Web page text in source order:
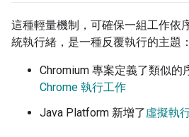
這種輕量機制，可確保一組工作依
統執行緒，是一種反覆執行的主題：
Chromium 專案定義了類似的
Chrome 執行工作
Java Platform 新增了虛擬執